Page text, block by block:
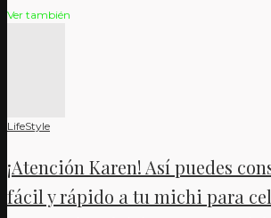
Ver también
LifeStyle
¡Atención Karen! Así puedes
fácil y rápido a tu michi para